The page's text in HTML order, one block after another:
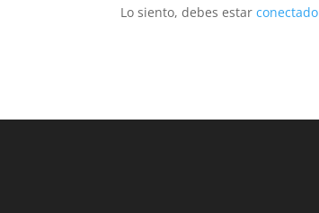
Lo siento, debes estarconectado